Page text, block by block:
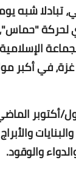
أكتوبر الماضي،
لحركة
في أكبر
أكتوبر
والوقود.